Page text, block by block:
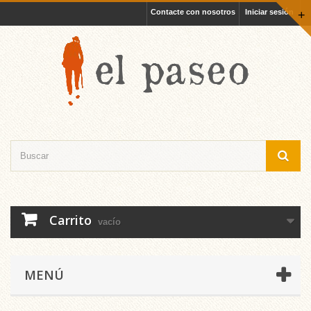
+
Iniciar sesión
Contacte con nosotros
Carrito vacío
MENÚ